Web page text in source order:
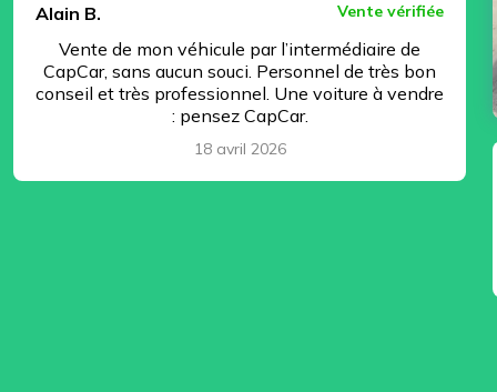
Alain B. Vente vérifiée
Vente de mon véhicule par l’intermédiaire de
CapCar, sans aucun souci. Personnel de très bon
conseil et très professionnel. Une voiture à vendre
: pensez CapCar.
18 avril 2026